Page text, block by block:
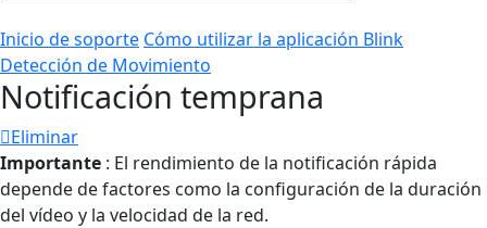
Inicio de soporte Cómo utilizar la aplicación Blink
Detección de Movimiento
Notificación temprana
Eliminar
Importante : El rendimiento de la notificación rápida
depende de factores como la configuración de la duración
del vídeo y la velocidad de la red.